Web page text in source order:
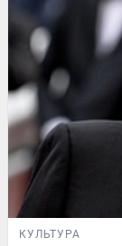
КУЛЬТУРА